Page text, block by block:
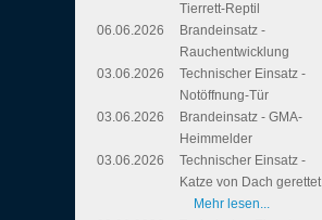
Tierrett-Reptil
06.06.2026
Brandeinsatz -
Rauchentwicklung
03.06.2026
Technischer Einsatz -
Notöffnung-Tür
03.06.2026
Brandeinsatz - GMA-
Heimmelder
03.06.2026
Technischer Einsatz -
Katze von Dach gerettet
Mehr lesen...